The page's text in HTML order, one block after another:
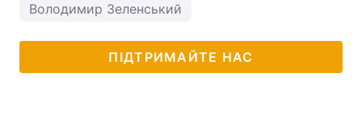
Володимир Зеленський
ПІДТРИМАЙТЕ НАС